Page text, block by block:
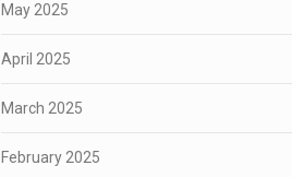
May 2025
April 2025
March 2025
February 2025